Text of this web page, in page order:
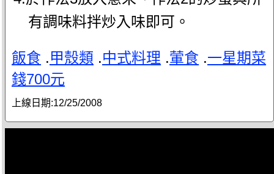
有調味料拌炒入味即可。
飯食 .甲殼類 .中式料理 .葷食 .一星期菜
錢700元
上線日期:12/25/2008